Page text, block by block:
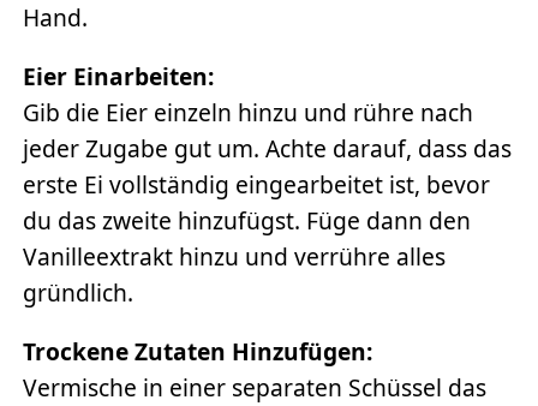
Hand.
Eier Einarbeiten:
Gib die Eier einzeln hinzu und rühre nach
jeder Zugabe gut um. Achte darauf, dass das
erste Ei vollständig eingearbeitet ist, bevor
du das zweite hinzufügst. Füge dann den
Vanilleextrakt hinzu und verrühre alles
gründlich.
Trockene Zutaten Hinzufügen:
Vermische in einer separaten Schüssel das